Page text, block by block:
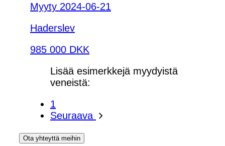
Myyty 2024-06-21
Haderslev
985 000 DKK
Lisää esimerkkejä myydyistä
veneistä:
1
Seuraava
Ota yhteyttä meihin